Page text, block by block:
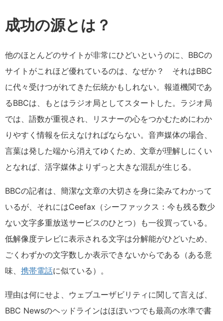
成功の源とは？
他のほとんどのサイトが非常にひどいというのに、BBCの
サイトがこれほど優れているのは、なぜか？ それはBBC
に代々受けつがれてきた伝統かもしれない。報道機関であ
るBBCは、もとはラジオ局としてスタートした。ラジオ局
では、語数が重視され、リスナーの心をつかむためにわか
りやすく情報を伝えなければならない。音声媒体の場合、
言葉は発した端から消えてゆくため、文章が理解しにくい
となれば、活字媒体よりずっと大きな混乱が生じる。
BBCの記者は、簡潔な文章の大切さを身に染みてわかって
いるが、それにはCeefax（シーファックス：今も残る数少
ない文字多重放送サービスのひとつ）も一役買っている。
低解像度テレビに表示される文字は分解能がひどいため、
ごくわずかの文字数しか表示できないからである（ある意
味、 携帯電話に似ている）。
理由は何にせよ、ウェブユーザビリティに関して言えば、
BBC Newsのヘッドラインはほぼいつでも最高の水準で書